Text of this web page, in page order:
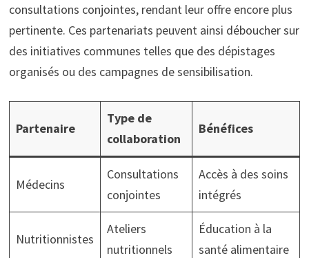
consultations conjointes, rendant leur offre encore plus
pertinente. Ces partenariats peuvent ainsi déboucher sur
des initiatives communes telles que des dépistages
organisés ou des campagnes de sensibilisation.
Partenaire
Type de
collaboration
Bénéfices
Médecins
Consultations
conjointes
Accès à des soins
intégrés
Nutritionnistes
Ateliers
nutritionnels
Éducation à la
santé alimentaire